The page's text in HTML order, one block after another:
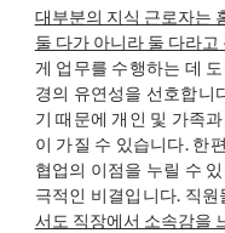
대부분의 지식 근로자는
둘 다가 아니라 둘 다라고
게 업무를 수행하는 데
경의 유연성을 선호합니
기 때문에 개인 및 가족
이 가질 수 있습니다. 한
협업의 이점을 누릴 수
극적인 비결입니다. 직
서도 직장에서 소속감을